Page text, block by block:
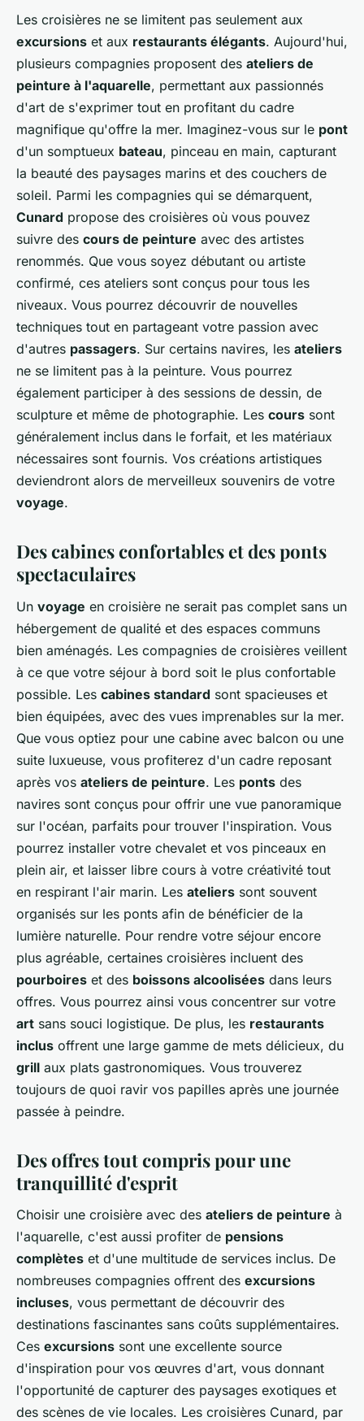
Les croisières ne se limitent pas seulement aux
excursions et aux restaurants élégants. Aujourd'hui,
plusieurs compagnies proposent des ateliers de
peinture à l'aquarelle, permettant aux passionnés
d'art de s'exprimer tout en profitant du cadre
magnifique qu'offre la mer. Imaginez-vous sur le pont
d'un somptueux bateau, pinceau en main, capturant
la beauté des paysages marins et des couchers de
soleil. Parmi les compagnies qui se démarquent,
Cunard propose des croisières où vous pouvez
suivre des cours de peinture avec des artistes
renommés. Que vous soyez débutant ou artiste
confirmé, ces ateliers sont conçus pour tous les
niveaux. Vous pourrez découvrir de nouvelles
techniques tout en partageant votre passion avec
d'autres passagers. Sur certains navires, les ateliers
ne se limitent pas à la peinture. Vous pourrez
également participer à des sessions de dessin, de
sculpture et même de photographie. Les cours sont
généralement inclus dans le forfait, et les matériaux
nécessaires sont fournis. Vos créations artistiques
deviendront alors de merveilleux souvenirs de votre
voyage.
Des cabines confortables et des ponts
spectaculaires
Un voyage en croisière ne serait pas complet sans un
hébergement de qualité et des espaces communs
bien aménagés. Les compagnies de croisières veillent
à ce que votre séjour à bord soit le plus confortable
possible. Les cabines standard sont spacieuses et
bien équipées, avec des vues imprenables sur la mer.
Que vous optiez pour une cabine avec balcon ou une
suite luxueuse, vous profiterez d'un cadre reposant
après vos ateliers de peinture. Les ponts des
navires sont conçus pour offrir une vue panoramique
sur l'océan, parfaits pour trouver l'inspiration. Vous
pourrez installer votre chevalet et vos pinceaux en
plein air, et laisser libre cours à votre créativité tout
en respirant l'air marin. Les ateliers sont souvent
organisés sur les ponts afin de bénéficier de la
lumière naturelle. Pour rendre votre séjour encore
plus agréable, certaines croisières incluent des
pourboires et des boissons alcoolisées dans leurs
offres. Vous pourrez ainsi vous concentrer sur votre
art sans souci logistique. De plus, les restaurants
inclus offrent une large gamme de mets délicieux, du
grill aux plats gastronomiques. Vous trouverez
toujours de quoi ravir vos papilles après une journée
passée à peindre.
Des offres tout compris pour une
tranquillité d'esprit
Choisir une croisière avec des ateliers de peinture à
l'aquarelle, c'est aussi profiter de pensions
complètes et d'une multitude de services inclus. De
nombreuses compagnies offrent des excursions
incluses, vous permettant de découvrir des
destinations fascinantes sans coûts supplémentaires.
Ces excursions sont une excellente source
d'inspiration pour vos œuvres d'art, vous donnant
l'opportunité de capturer des paysages exotiques et
des scènes de vie locales. Les croisières Cunard, par